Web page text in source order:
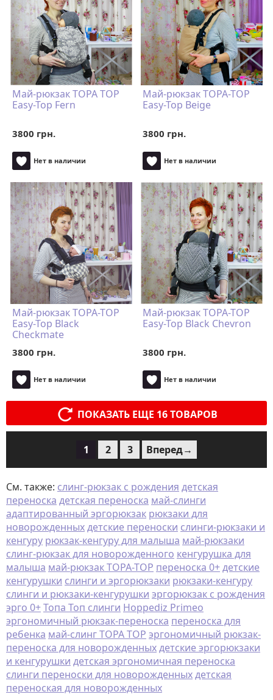
Май-рюкзак TOPA TOP
Easy-Top Fern
3800 грн.
Нет в наличии
Май-рюкзак TOPA-TOP
Easy-Top Beige
3800 грн.
Нет в наличии
Май-рюкзак TOPA-TOP
Easy-Top Black
Checkmate
3800 грн.
Нет в наличии
Май-рюкзак TOPA-TOP
Easy-Top Black Chevron
3800 грн.
Нет в наличии
ПОКАЗАТЬ ЕЩЕ 16 ТОВАРОВ
1 2 3 Вперед→
См. также: слинг-рюкзак с рождения детская
переноска детская переноска май-слинги
адаптированный эргорюкзак рюкзаки для
новорожденныхдетские переноски слинги-рюкзаки и
кенгуру рюкзак-кенгуру для малыша май-рюкзаки
слинг-рюкзак для новорожденного кенгурушка для
малыша май-рюкзак TOPA-TOP переноска 0+детские
кенгурушки слинги и эргорюкзаки рюкзаки-кенгуру
слинги и рюкзаки-кенгурушки эргорюкзак с рождения
эрго 0+Топа Топ слинги Hoppediz Primeo
эргономичный рюкзак-переноска переноска для
ребенка май-слинг TOPA TOP эргономичный рюкзак-
переноска для новорожденныхдетские эргорюкзаки
и кенгурушки детская эргономичная переноска
слинги переноски для новорожденныхдетская
переноская для новорожденных